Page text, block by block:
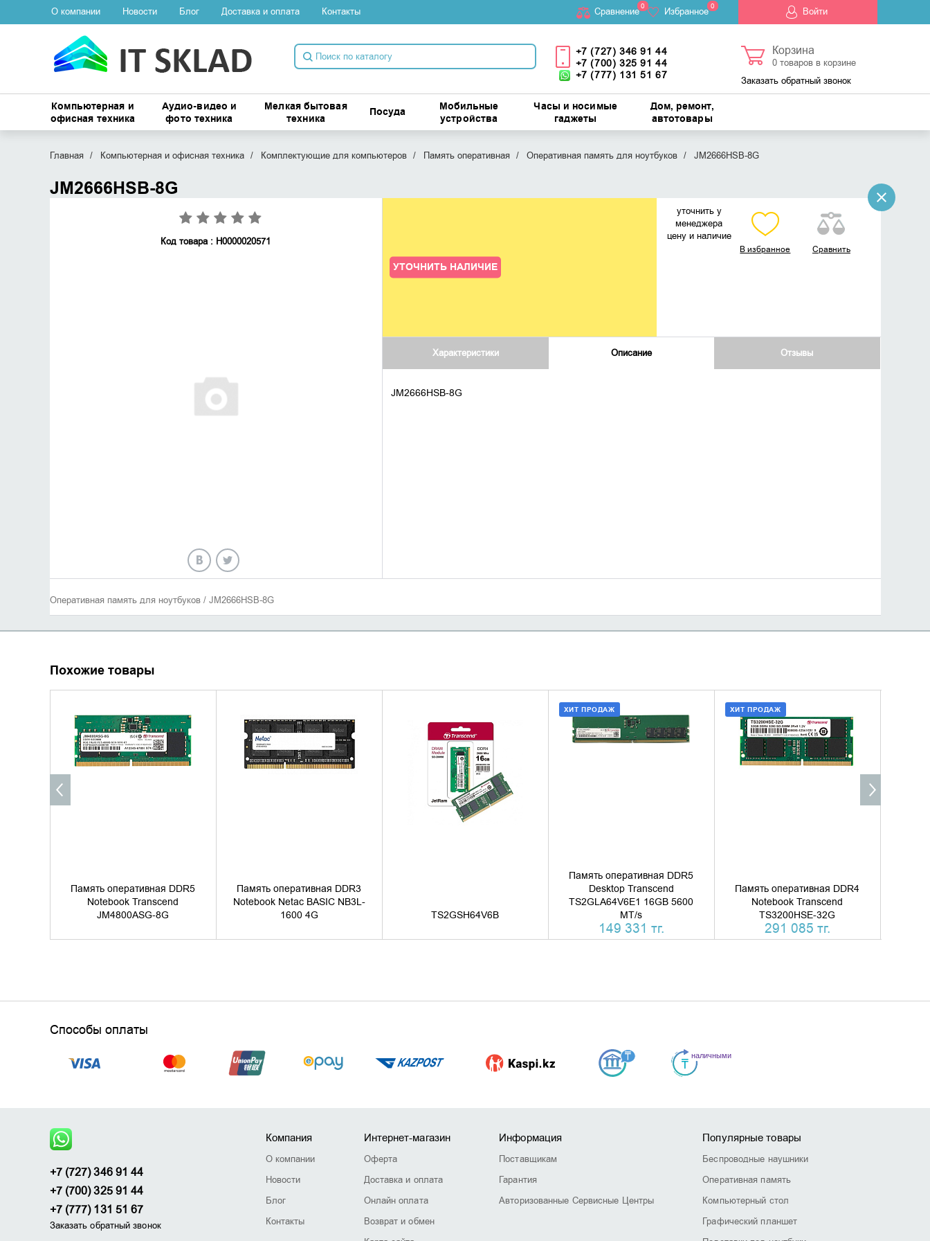
О компании Новости Блог Доставка и оплата Контакты Cравнение0 Избранное 0 Войти
+7 (727) 346 91 44
+7 (700) 325 91 44
+7 (777) 131 51 67
Корзина
0товаров в корзине
Заказать обратный звонок
Компьютерная и
офисная техника
Аудио-видео и
фото техника
Мелкая бытовая
техника
Посуда
Мобильные
устройства
Часы и носимые
гаджеты
Дом, ремонт,
автотовары
Главная Компьютерная и офисная техника Комплектующие для компьютеров Память оперативная Оперативная память для ноутбуков JM2666HSB-8G
JM2666HSB-8G
Код товара : Н0000020571
УТОЧНИТЬ НАЛИЧИЕ
уточнить у
менеджера
цену и наличие
В избранное Сравнить
Характеристики Описание Отзывы
JM2666HSB-8G
Оперативная память для ноутбуков / JM2666HSB-8G
Похожие товары
Память оперативная DDR5
Notebook Transcend
JM4800ASG-8G
УТОЧНИТЬ НАЛИЧИЕ
Память оперативная DDR3
Notebook Netac BASIC NB3L-
1600 4G
УТОЧНИТЬ НАЛИЧИЕ
TS2GSH64V6B
УТОЧНИТЬ НАЛИЧИЕ
Память оперативная DDR5
Desktop Transcend
TS2GLA64V6E1 16GB 5600
MT/s
149 331 тг.
ХИТ ПРОДАЖ
ДОБАВИТЬ В КОРЗИНУ
Память оперативная DDR4
Notebook Transcend
TS3200HSE-32G
291 085 тг.
ХИТ ПРОДАЖ
ДОБАВИТЬ В КОРЗИНУ
КУПИТЬ В 1 КЛИК
Способы оплаты
+7 (727) 346 91 44
+7 (700) 325 91 44
+7 (777) 131 51 67
Заказать обратный звонок
Компания
О компании
Новости
Блог
Контакты
Интернет-магазин
Оферта
Доставка и оплата
Онлайн оплата
Возврат и обмен
Информация
Поставщикам
Гарантия
Авторизованные Сервисные Центры
Популярные товары
Беспроводные наушники
Оперативная память
Компьютерный стол
Графический планшет